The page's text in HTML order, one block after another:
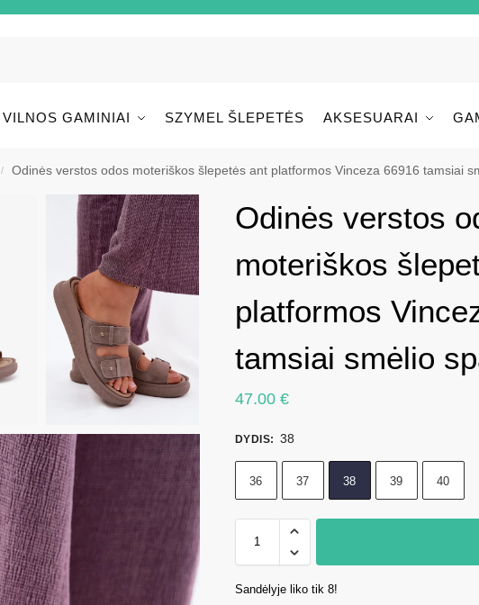
VILNOS GAMINIAI SZYMEL ŠLEPETĖS AKSESUARAI
/ Odinės verstos odos moteriškos šlepetės ant platformos Vinceza 66916 tamsiai
Odinės verstos
moteriškos
platformos
tamsiai smėlio
47.00 €
DYDIS: 38
36 37 38 39 40
Sandėlyje liko tik 8!